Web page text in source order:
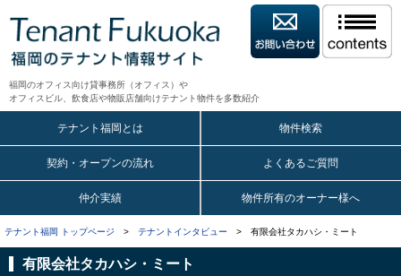
福岡のオフィス向け貸事務所（オフィス）や
オフィスビル、飲食店や物販店舗向けテナント物件を多数紹介
テナント福岡とは 物件検索
契約・オープンの流れ よくあるご質問
仲介実績 物件所有のオーナー様へ
テナント福岡 トップページ > テナントインタビュー > 有限会社タカハシ・ミート
有限会社タカハシ・ミート